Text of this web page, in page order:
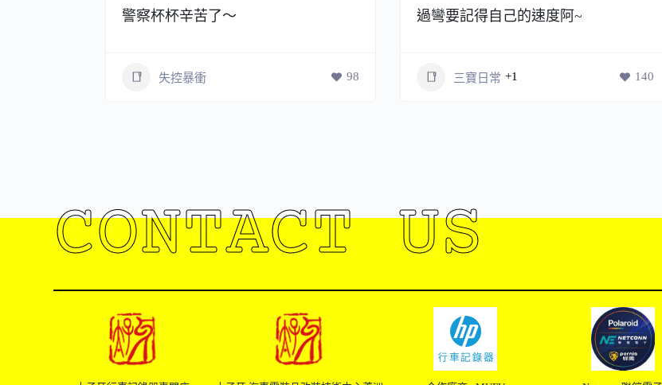
警察杯杯辛苦了～
失控暴衝 98
過彎要記得自己的速度阿~
三寶日常 +1 140
CONTACT US